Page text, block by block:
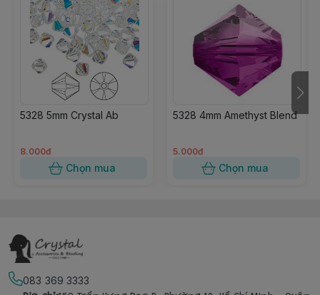
5328 5mm Crystal Ab
8.000đ
Chọn mua
5328 4mm Amethyst Blend
5.000đ
Chọn mua
083 369 3333